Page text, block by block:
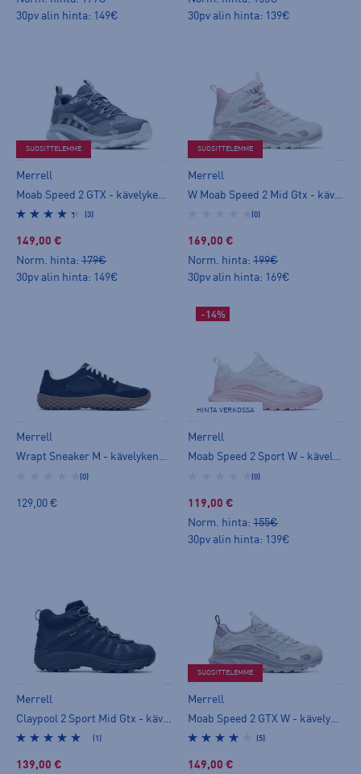
30pv alin hinta: 149€
30pv alin hinta: 139€
SUOSITTELEMME
Merrell
(3)
149,00 €
Norm. hinta: 179€
30pv alin hinta: 149€
SUOSITTELEMME
Merrell
(0)
169,00 €
Norm. hinta: 199€
30pv alin hinta: 169€
Merrell
Wrapt Sneaker M - kävelykengät
(0)
129,00 €
-14%
HINTA VERKOSSA
Merrell
Moab Speed 2 Sport W - kävelykengät
(0)
119,00 €
Norm. hinta: 155€
30pv alin hinta: 139€
Merrell
(1)
139,00 €
SUOSITTELEMME
Merrell
(5)
149,00 €